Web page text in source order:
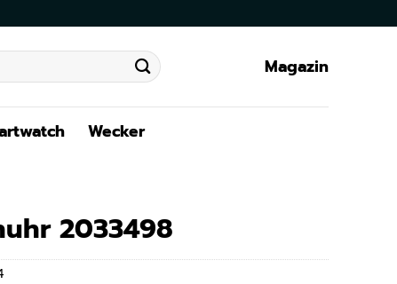
Magazin
Wecker
2033498